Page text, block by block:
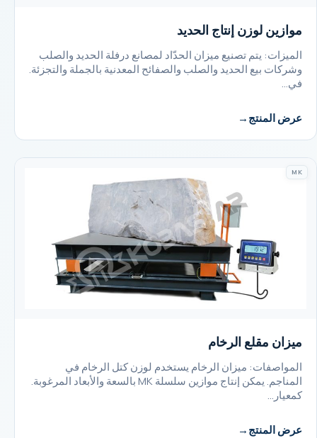
موازين لوزن إنتاج الحديد
الميزات: يتم تصنيع ميزان الحدّاد لمصانع درفلة الحديد والصلب
وشركات بيع الحديد والصلب والصفائح المعدنية بالجملة والتجزئة.
في…
عرض المنتج
MK
ميزان مقلع الرخام
المواصفات: ميزان الرخام يستخدم لوزن كتل الرخام في
المناجم. يمكن إنتاج موازين سلسلة MK بالسعة والأبعاد المرغوبة.
كمعيار…
عرض المنتج